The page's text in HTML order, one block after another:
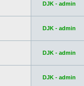
DJK - admin
DJK - admin
DJK - admin
DJK - admin